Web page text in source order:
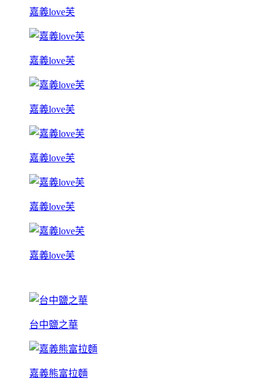
嘉義love芙
嘉義love芙
嘉義love芙
嘉義love芙
嘉義love芙
嘉義love芙
台中鹽之華
嘉義熊富拉麵